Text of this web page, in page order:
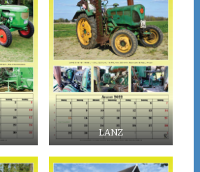
LANZ